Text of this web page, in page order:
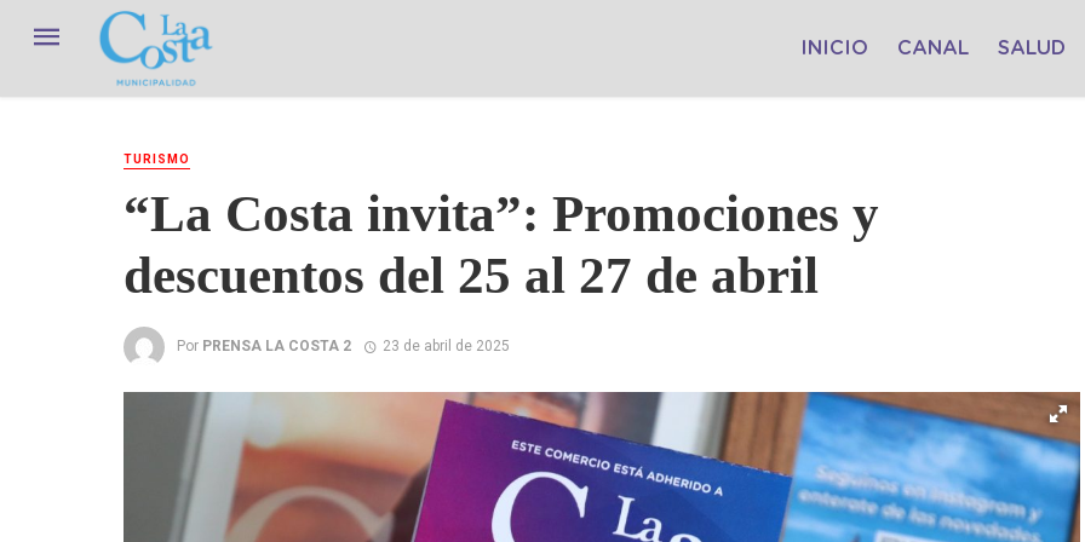
INICIO CANAL SALUD
TURISMO
“La Costa invita”: Promociones y
descuentos del 25 al 27 de abril
Por PRENSA LA COSTA 2 23 de abril de 2025